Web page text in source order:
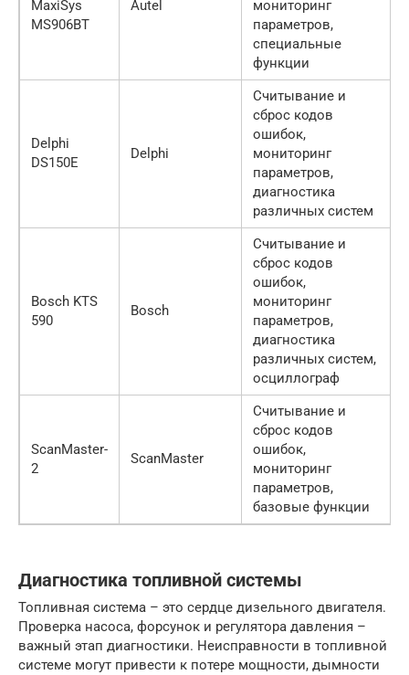
MaxiSys
MS906BT
Autel
мониторинг
параметров,
специальные
функции
Delphi
DS150E
Delphi
Считывание и
сброс кодов
ошибок,
мониторинг
параметров,
диагностика
различных систем
Bosch KTS
590
Bosch
Считывание и
сброс кодов
ошибок,
мониторинг
параметров,
диагностика
различных систем,
осциллограф
ScanMaster-
2
ScanMaster
Считывание и
сброс кодов
ошибок,
мониторинг
параметров,
базовые функции
Диагностика топливной системы
Топливная система – это сердце дизельного двигателя.
Проверка насоса, форсунок и регулятора давления –
важный этап диагностики. Неисправности в топливной
системе могут привести к потере мощности, дымности